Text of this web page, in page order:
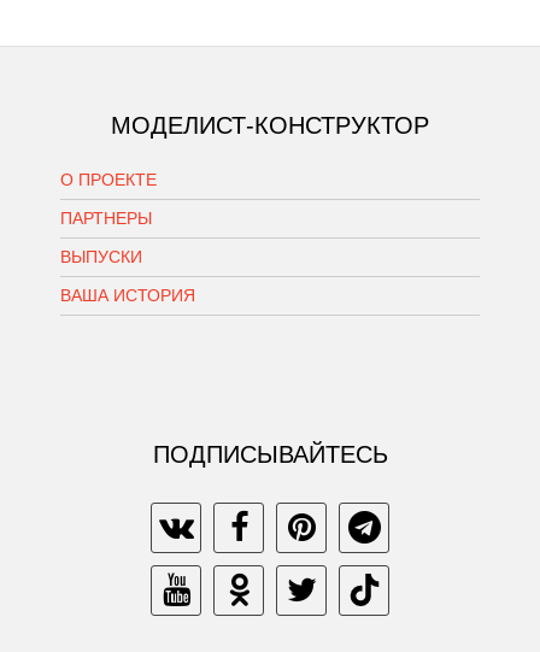
МОДЕЛИСТ-КОНСТРУКТОР
О ПРОЕКТЕ
ПАРТНЕРЫ
ВЫПУСКИ
ВАША ИСТОРИЯ
ПОДПИСЫВАЙТЕСЬ